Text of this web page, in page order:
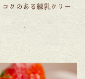
クのある練乳クリー